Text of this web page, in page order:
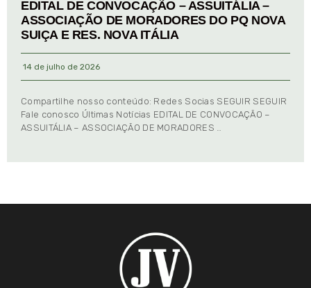
EDITAL DE CONVOCAÇÃO – ASSUITÁLIA –
ASSOCIAÇÃO DE MORADORES DO PQ NOVA
SUIÇA E RES. NOVA ITÁLIA
14 de julho de 2026
Compartilhe nosso conteúdo: Redes Socias SEGUIR SEGUIR
Fale conosco Últimas Notícias EDITAL DE CONVOCAÇÃO –
ASSUITÁLIA – ASSOCIAÇÃO DE MORADORES …